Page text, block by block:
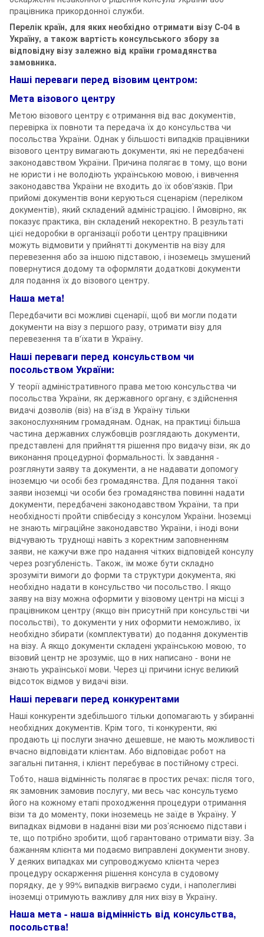
працівника прикордонної служби.
Перелік країн, для яких необхідно отримати візу С-04 в
Україну, а також вартість консульського збору за
відповідну візу залежно від країни громадянства
замовника.
Наші переваги перед візовим центром:
Мета візового центру
Метою візового центру є отримання від вас документів,
перевірка їх повноти та передача їх до консульства чи
посольства України. Однак у більшості випадків працівники
візового центру вимагають документи, які не передбачені
законодавством України. Причина полягає в тому, що вони
не юристи і не володіють українською мовою, і вивчення
законодавства України не входить до їх обов'язків. При
прийомі документів вони керуються сценарієм (переліком
документів), який складений адміністрацією. І ймовірно, як
показує практика, він складений некоректно. В результаті
цієї недоробки в організації роботи центру працівники
можуть відмовити у прийнятті документів на візу для
перевезення або за іншою підставою, і іноземець змушений
повернутися додому та оформляти додаткові документи
для подання їх до візового центру.
Наша мета!
Передбачити всі можливі сценарії, щоб ви могли подати
документи на візу з першого разу, отримати візу для
перевезення та в'їхати в Україну.
Наші переваги перед консульством чи
посольством України:
У теорії адміністративного права метою консульства чи
посольства України, як державного органу, є здійснення
видачі дозволів (віз) на в'їзд в Україну тільки
законослухняним громадянам. Однак, на практиці більша
частина державних службовців розглядають документи,
представлені для прийняття рішення про видачу візи, як до
виконання процедурної формальності. Їх завдання -
розглянути заяву та документи, а не надавати допомогу
іноземцю чи особі без громадянства. Для подання такої
заяви іноземці чи особи без громадянства повинні надати
документи, передбачені законодавством України, та при
необхідності пройти співбесіду з консулом України. Іноземці
не знають міграційне законодавство України, і іноді вони
відчувають труднощі навіть з коректним заповненням
заяви, не кажучи вже про надання чітких відповідей консулу
через розгубленість. Також, їм може бути складно
зрозуміти вимоги до форми та структури документа, які
необхідно надати в консульство чи посольство. І якщо
заяву на візу можна оформити у візовому центрі на місці з
працівником центру (якщо він присутній при консульстві чи
посольстві), то документи у них оформити неможливо, їх
необхідно збирати (комплектувати) до подання документів
на візу. А якщо документи складені українською мовою, то
візовий центр не зрозуміє, що в них написано - вони не
знають української мови. Через ці причини існує великий
відсоток відмов у видачі візи.
Наші переваги перед конкурентами
Наші конкуренти здебільшого тільки допомагають у збиранні
необхідних документів. Крім того, ті конкуренти, які
продають ці послуги значно дешевше, не мають можливості
вчасно відповідати клієнтам. Або відповідає робот на
загальні питання, і клієнт перебуває в постійному стресі.
Тобто, наша відмінність полягає в простих речах: після того,
як замовник замовив послугу, ми весь час консультуємо
його на кожному етапі проходження процедури отримання
візи та до моменту, поки іноземець не заїде в Україну. У
випадках відмови в наданні візи ми роз’яснюємо підстави і
те, що потрібно зробити, щоб гарантовано отримати візу. За
бажанням клієнта ми подаємо виправлені документи знову.
У деяких випадках ми супроводжуємо клієнта через
процедуру оскарження рішення консула в судовому
порядку, де у 99% випадків виграємо суди, і наполегливі
іноземці отримують важливу для них візу в Україну.
Наша мета - наша відмінність від консульства,
посольства!